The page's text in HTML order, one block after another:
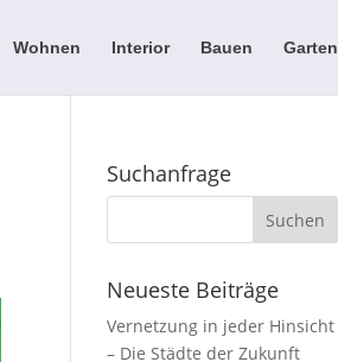
Wohnen Interior Bauen Garten
Suchanfrage
Neueste Beiträge
Vernetzung in jeder Hinsicht
– Die Städte der Zukunft